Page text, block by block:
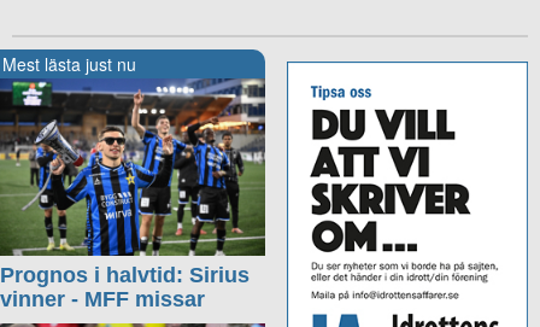
Mest lästa just nu
Prognos i halvtid: Sirius
vinner - MFF missar